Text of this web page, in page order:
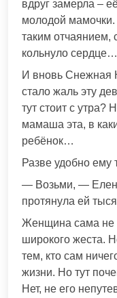
вдруг замерла –
молодой
таким отчаянием,
кольнуло сердце…
И вновь Снежная
стало жаль эту
тут стоит с утра?
мамаша эта, в
ребёнок…
Разве удобно ему
— Возьми, —
протянула ей
Женщина сама не
широкого жеста.
тем, кто сам
жизни. Но тут
Нет, не его